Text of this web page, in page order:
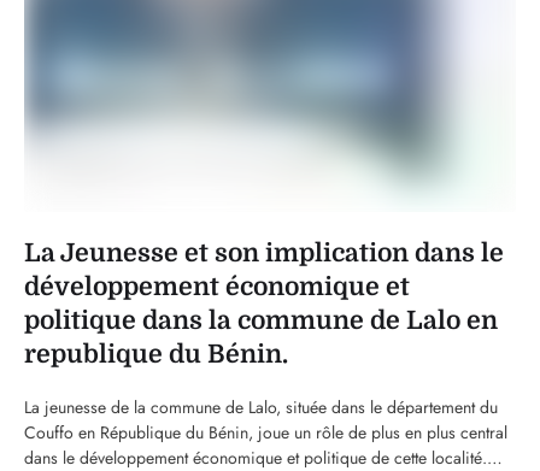
La Jeunesse et son implication dans le
développement économique et
politique dans la commune de Lalo en
republique du Bénin.
La jeunesse de la commune de Lalo, située dans le département du
Couffo en République du Bénin, joue un rôle de plus en plus central
dans le développement économique et politique de cette localité.